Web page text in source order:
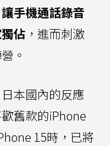
手機通話錄音
佔 ，進而刺激
。
本國內的反應
舊款的iPhone
15時，已將